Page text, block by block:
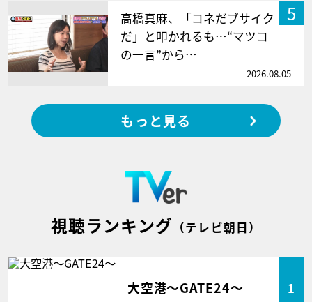
5
高橋真麻、「コネだブサイク
だ」と叩かれるも…“マツコ
の一言”から…
2026.08.05
もっと見る
視聴ランキング （テレビ朝日）
大空港～GATE24～ 1